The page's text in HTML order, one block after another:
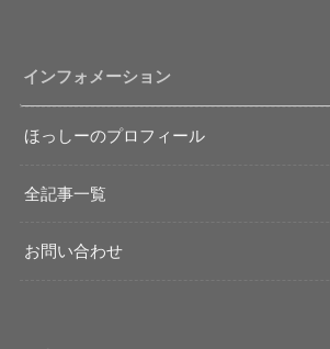
インフォメーション
ほっしーのプロフィール
全記事一覧
お問い合わせ